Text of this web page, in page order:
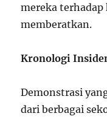
mereka terhadap
memberatkan.
Kronologi
Demonstrasi
dari berbagai